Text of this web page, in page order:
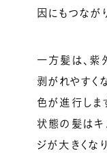
因にもつなが
一方髪は、紫
剥がれやすく
色が進行しま
状態の髪はキ
ジが大きくなり